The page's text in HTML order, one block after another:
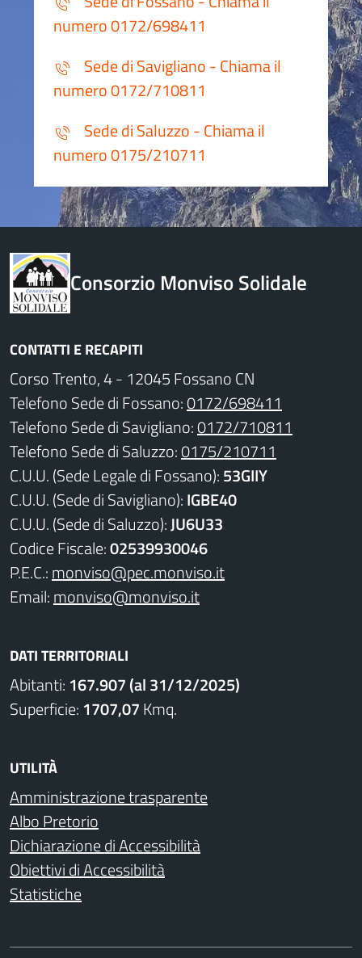
numero 0172/698411
Sede di Savigliano - Chiama il
numero 0172/710811
Sede di Saluzzo - Chiama il
numero 0175/210711
Consorzio Monviso Solidale
CONTATTI E RECAPITI
Corso Trento, 4 - 12045 Fossano CN
Telefono Sede di Fossano:0172/698411
Telefono Sede di Savigliano:0172/710811
Telefono Sede di Saluzzo:0175/210711
C.U.U. (Sede Legale di Fossano):53GIIY
C.U.U. (Sede di Savigliano):IGBE40
C.U.U. (Sede di Saluzzo):JU6U33
Codice Fiscale:02539930046
P.E.C.:monviso@pec.monviso.it
Email:monviso@monviso.it
DATI TERRITORIALI
Abitanti: 167.907 (al 31/12/2025)
Superficie: 1707,07Kmq.
UTILITÀ
Amministrazione trasparente
Albo Pretorio
Dichiarazione di Accessibilità
Obiettivi di Accessibilità
Statistiche